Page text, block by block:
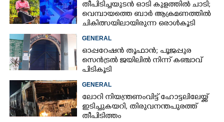
തീപിടിച്ചയുടൻ ഓടി കുളത്തിൽ ചാടി;
വെമ്പായത്തെ ബാർ ആക്രമണത്തിൽ
ചികിത്സയിലായിരുന്ന ഒരാൾകൂടി
മരിച്ചു
GENERAL
ഓപ്പറേഷൻ തൂഫാൻ; പൂജപ്പുര
സെൻട്രൽ ജയിലിൽ നിന്ന് കഞ്ചാവ്
പിടികൂടി
GENERAL
ലോറി നിയന്ത്രണംവിട്ട് ഹോട്ടലിലേയ്ക്ക്
ഇടിച്ചുകയറി, തിരുവനന്തപുരത്ത്
തീപിടിത്തം